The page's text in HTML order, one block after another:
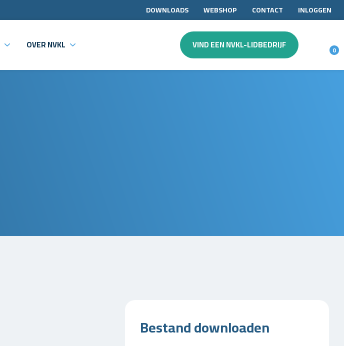
DOWNLOADS WEBSHOP CONTACT INLOGGEN
OVER NVKL VIND EEN NVKL-LIDBEDRIJF 0
Bestand downloaden